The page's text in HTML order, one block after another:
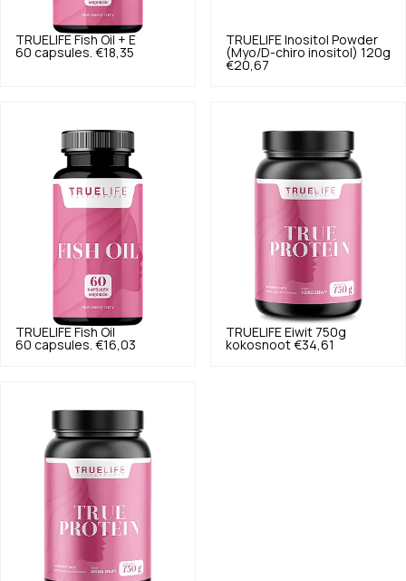
TRUELIFE Fish Oil + E
60 capsules. €18,35
TRUELIFE Inositol Powder
(Myo/D-chiro inositol) 120g
€20,67
TRUELIFE Fish Oil
60 capsules. €16,03
TRUELIFE Eiwit 750g
kokosnoot €34,61